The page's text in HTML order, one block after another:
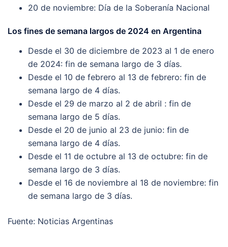
20 de noviembre: Día de la Soberanía Nacional
Los fines de semana largos de 2024 en Argentina
Desde el 30 de diciembre de 2023 al 1 de enero
de 2024: fin de semana largo de 3 días.
Desde el 10 de febrero al 13 de febrero: fin de
semana largo de 4 días.
Desde el 29 de marzo al 2 de abril : fin de
semana largo de 5 días.
Desde el 20 de junio al 23 de junio: fin de
semana largo de 4 días.
Desde el 11 de octubre al 13 de octubre: fin de
semana largo de 3 días.
Desde el 16 de noviembre al 18 de noviembre: fin
de semana largo de 3 días.
Fuente: Noticias Argentinas